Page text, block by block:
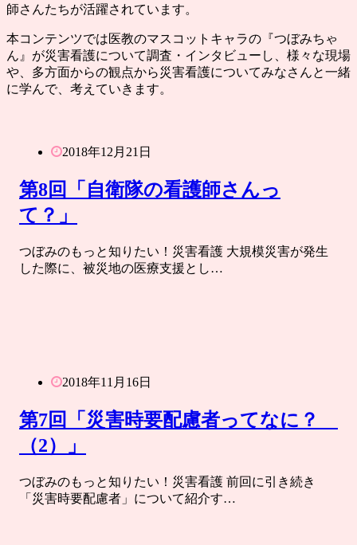
師さんたちが活躍されています。
本コンテンツでは医教のマスコットキャラの『つぼみちゃ
ん』が災害看護について調査・インタビューし、様々な現場
や、多方面からの観点から災害看護についてみなさんと一緒
に学んで、考えていきます。
2018年12月21日
第8回「自衛隊の看護師さんっ
て？」
つぼみのもっと知りたい！災害看護 大規模災害が発生
した際に、被災地の医療支援とし…
2018年11月16日
第7回「災害時要配慮者ってなに？
（2）」
つぼみのもっと知りたい！災害看護 前回に引き続き
「災害時要配慮者」について紹介す…